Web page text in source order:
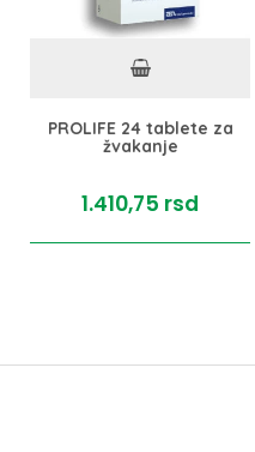
PROLIFE 24 tablete za
žvakanje
1.410,75 rsd